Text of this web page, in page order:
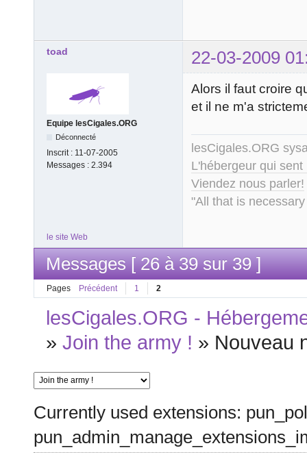
toad 22-03-2009
Equipe lesCigales.ORG
Déconnecté
Inscrit : 11-07-2005
Messages : 2.394
Alors il faut croire
et il ne m'a
lesCigales.ORG
L'hébergeur qui
Viendez nous parler!
"All that is
le site Web
Messages [ 26 à 39 sur 39 ]
Pages Précédent 1 2
lesCigales.ORG -
»Join the army ! » Nouveau
Currently used extensions: